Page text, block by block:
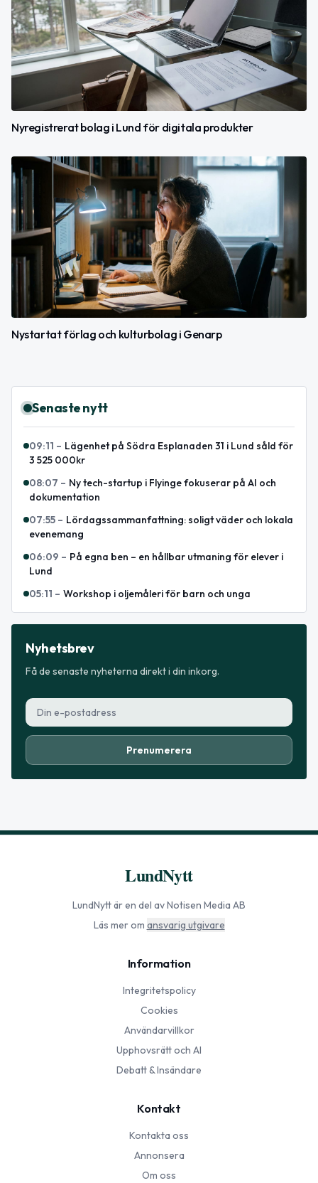
Nyregistrerat bolag i Lund för digitala produkter
Nystartat förlag och kulturbolag i Genarp
Senaste nytt
09:11 – Lägenhet på Södra Esplanaden 31 i Lund såld för
3 525 000kr
08:07 – Ny tech-startup i Flyinge fokuserar på AI och
dokumentation
07:55 – Lördagssammanfattning: soligt väder och lokala
evenemang
06:09 – På egna ben – en hållbar utmaning för elever i
Lund
05:11 – Workshop i oljemåleri för barn och unga
Nyhetsbrev
Få de senaste nyheterna direkt i din inkorg.
Prenumerera
LundNytt
LundNyttär en del av Notisen Media AB
Läs mer om ansvarig utgivare
Information
Integritetspolicy
Cookies
Användarvillkor
Upphovsrätt och AI
Debatt & Insändare
Kontakt
Kontakta oss
Annonsera
Om oss